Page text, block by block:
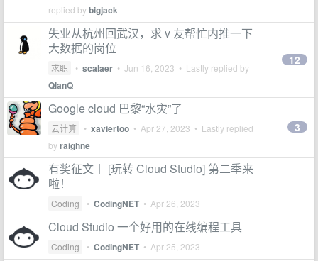
replied bybigjack
失业从杭州回武汉，求 v 友帮忙内推一下
大数据的岗位
求职 • scalaer • Jun 16, 2023 • Lastly replied by
QlanQ
12
Google cloud 巴黎“水灾”了
云计算 • xaviertoo • Apr 27, 2023 • Lastly replied
byraighne
3
有奖征文丨 [玩转 Cloud Studio] 第二季来
啦！
Coding • CodingNET • Apr 26, 2023
Cloud Studio 一个好用的在线编程工具
Coding • CodingNET • Apr 25, 2023